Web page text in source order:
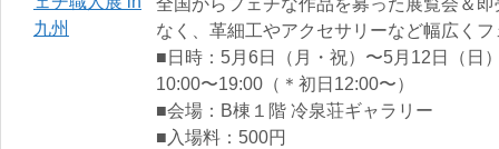
全国からフェチな作品を募った展覧会＆
なく、革細工やアクセサリーなど幅広く
■日時：5月6日（月・祝）〜5月12日（日
10:00〜19:00（＊初日12:00〜）
■会場：B棟１階 冷泉荘ギャラリー
■入場料：500円